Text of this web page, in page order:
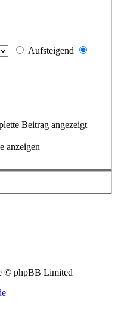
Aufsteigend
Beitrag angezeigt
anzeigen
© phpBB Limited